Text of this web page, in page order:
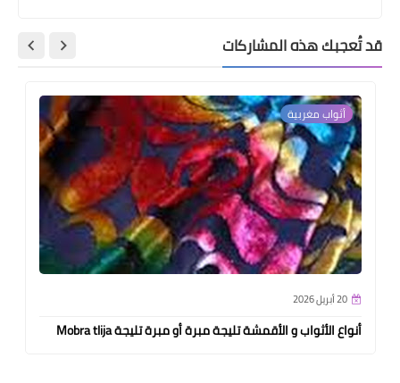
قد تُعجبك هذه المشاركات
أثواب مغربية
20 أبريل 2026
أنواع الأثواب و الأقمشة تليجة مبرة أو مبرة تليجة Mobra tlija